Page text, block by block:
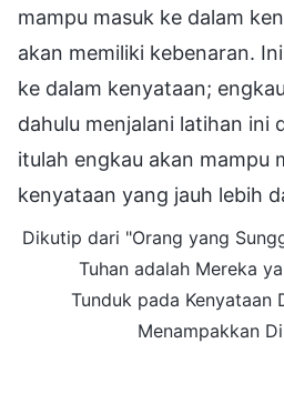
mampu masuk ke dalam
akan memiliki kebenaran.
ke dalam kenyataan;
dahulu menjalani latihan ini
itulah engkau akan mampu
kenyataan yang jauh lebih
Dikutip dari "Orang yang
Tuhan adalah Mereka
Tunduk pada Kenyataan
Menampakkan